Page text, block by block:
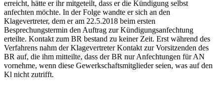
erreicht, hätte er ihr mitgeteilt, dass er die Kündigung selbst
anfechten möchte. In der Folge wandte er sich an den
Klagevertreter, dem er am 22.5.2018 beim ersten
Besprechungstermin den Auftrag zur Kündigungsanfechtung
erteilte. Kontakt zum BR bestand zu keiner Zeit. Erst während des
Verfahrens nahm der Klagevertreter Kontakt zur Vorsitzenden des
BR auf, die ihm mitteilte, dass der BR nur Anfechtungen für AN
vornehme, wenn diese Gewerkschaftsmitglieder seien, was auf den
Kl nicht zutrifft.